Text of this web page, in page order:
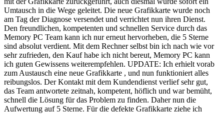
Umtausch in die Wege geleitet. Die neue Grafikkarte wurde noch
am Tag der Diagnose versendet und verrichtet nun ihren Dienst.
Den freundlichen, kompetenten und schnellen Service durch das
Memory PC Team kann ich nur erneut hervorheben, die 5 Sterne
sind absolut verdient. Mit dem Rechner selbst bin ich nach wie vor
sehr zufrieden, den Kauf habe ich nicht bereut, Memory PC kann
ich guten Gewissens weiterempfehlen. UPDATE: Ich erhielt vorab
zum Austausch eine neue Grafikkarte , und nun funktioniert alles
reibungslos. Der Kontakt mit dem Kundendienst verlief sehr gut,
das Team antwortete zeitnah, kompetent, höflich und war bemüht,
schnell die Lösung für das Problem zu finden. Daher nun die
Aufwertung auf 5 Sterne. Für die defekte Grafikkarte ziehe ich